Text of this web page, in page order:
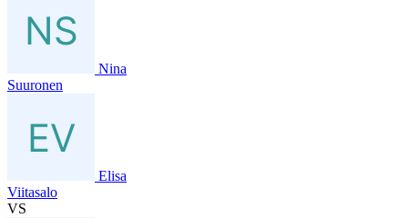
Nina
Suuronen
Elisa
Viitasalo
VS